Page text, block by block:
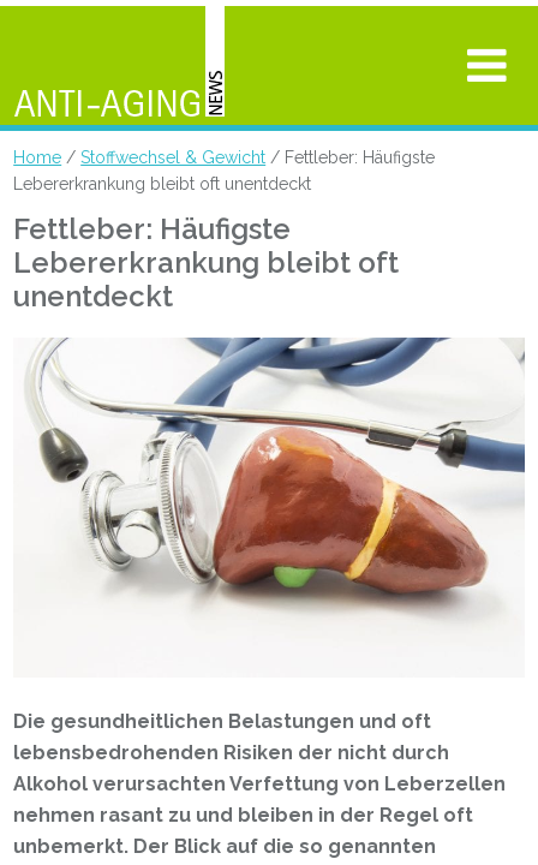
Home /Stoffwechsel & Gewicht / Fettleber: Häufigste
Lebererkrankung bleibt oft unentdeckt
Fettleber: Häufigste
Lebererkrankung bleibt oft
unentdeckt
Die gesundheitlichen Belastungen und oft
lebensbedrohenden Risiken der nicht durch
Alkohol verursachten Verfettung von Leberzellen
nehmen rasant zu und bleiben in der Regel oft
unbemerkt. Der Blick auf die so genannten